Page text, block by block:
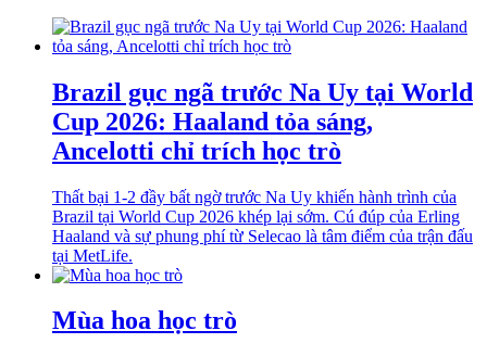
Brazil gục ngã trước Na Uy tại World
Cup 2026: Haaland tỏa sáng,
Ancelotti chỉ trích học trò
Thất bại 1-2 đầy bất ngờ trước Na Uy khiến hành trình của
Brazil tại World Cup 2026 khép lại sớm. Cú đúp của Erling
Haaland và sự phung phí từ Selecao là tâm điểm của trận đấu
tại MetLife.
Mùa hoa học trò